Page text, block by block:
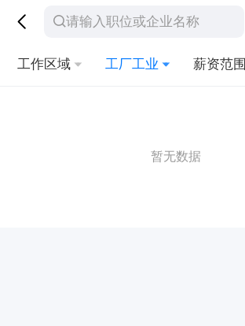
工作区域 工厂工业 薪资范围
暂无数据